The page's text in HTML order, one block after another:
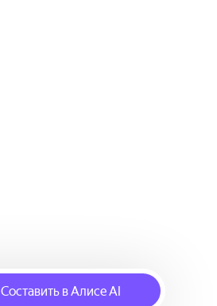
Составить в Алисе AI